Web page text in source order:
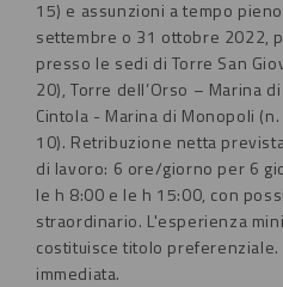
15) e assunzioni a tempo
settembre o 31 ottobre 2022,
presso le sedi di Torre San
20), Torre dell’Orso – Marina
Cintola - Marina di Monopoli
10). Retribuzione netta
di lavoro: 6 ore/giorno per 6
le h 8:00 e le h 15:00, con
straordinario. L'esperienza
costituisce titolo
immediata.